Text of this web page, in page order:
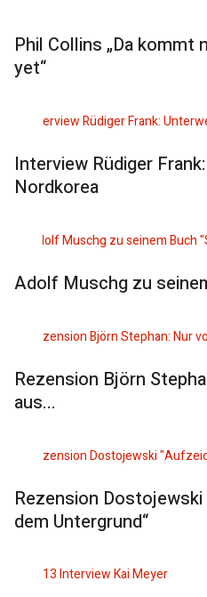
Phil Collins „Da kommt
yet“
Interview Rüdiger
Nordkorea
Adolf Muschg zu
Rezension Björn
aus...
Rezension
dem Untergrund“